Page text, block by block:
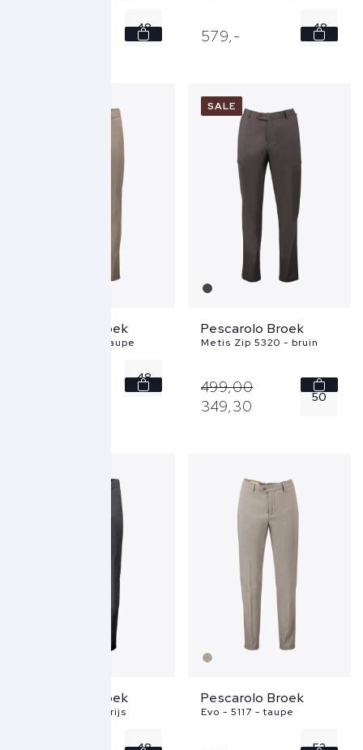
48 579,- 48
Pescarolo Broek
Alpha 54T00 - taupe
48
SALE
Pescarolo Broek
Metis Zip 5320 - bruin
499,00
349,30 50
Pescarolo Broek
Alpha 53T00 - grijs
Pescarolo Broek
Evo - 5117 - taupe